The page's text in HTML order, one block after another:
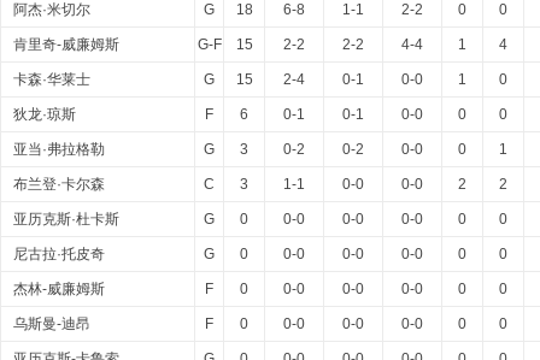
阿杰·米切尔 G 18 6-8 1-1 2-2 0 0
肯里奇-威廉姆斯 G-F 15 2-2 2-2 4-4 1 4
卡森·华莱士 G 15 2-4 0-1 0-0 1 0
狄龙·琼斯 F 6 0-1 0-1 0-0 0 0
亚当·弗拉格勒 G 3 0-2 0-2 0-0 0 1
布兰登·卡尔森 C 3 1-1 0-0 0-0 2 2
亚历克斯·杜卡斯 G 0 0-0 0-0 0-0 0 0
尼古拉·托皮奇 G 0 0-0 0-0 0-0 0 0
杰林-威廉姆斯 F 0 0-0 0-0 0-0 0 0
乌斯曼-迪昂 F 0 0-0 0-0 0-0 0 0